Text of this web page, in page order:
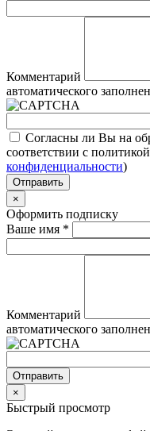
Комментарий
автоматического
Согласны ли Вы на
соответствии с
конфиденциальности)
Отправить
×
Оформить подписку
Ваше имя *
Комментарий
автоматического
Отправить
×
Быстрый просмотр